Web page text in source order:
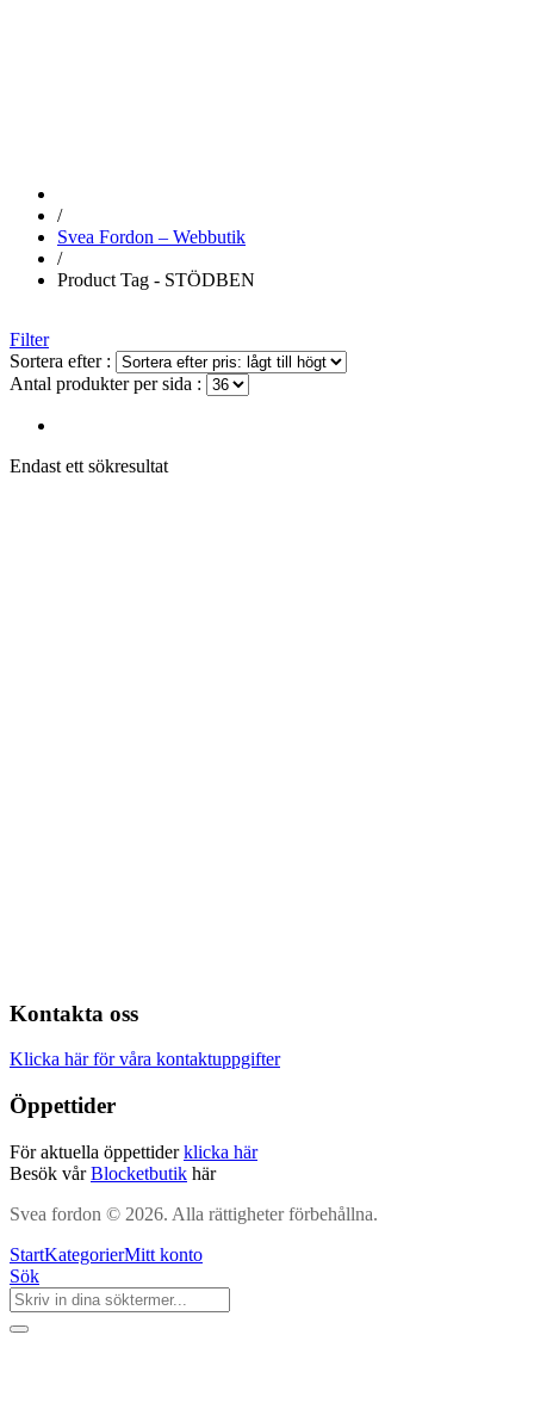
/
Svea Fordon – Webbutik
/
Product Tag - STÖDBEN
Filter
Sortera efter :
Antal produkter per sida :
Endast ett sökresultat
Kontakta oss
Klicka här för våra kontaktuppgifter
Öppettider
För aktuella öppettiderklicka här
Besök vårBlocketbutik här
Svea fordon © 2026. Alla rättigheter förbehållna.
StartKategorierMitt konto
Sök